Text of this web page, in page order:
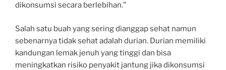
dikonsumsi secara berlebihan.”
Salah satu buah yang sering dianggap sehat namun
sebenarnya tidak sehat adalah durian. Durian memiliki
kandungan lemak jenuh yang tinggi dan bisa
meningkatkan risiko penyakit jantung jika dikonsumsi